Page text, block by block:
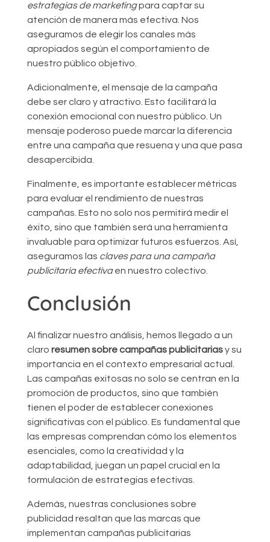
estrategias de marketingpara captar su
atención de manera más efectiva. Nos
aseguramos de elegir los canales más
apropiados según el comportamiento de
nuestro público objetivo.
Adicionalmente, el mensaje de la campaña
debe ser claro y atractivo. Esto facilitará la
conexión emocional con nuestro público. Un
mensaje poderoso puede marcar la diferencia
entre una campaña que resuena y una que pasa
desapercibida.
Finalmente, es importante establecer métricas
para evaluar el rendimiento de nuestras
campañas. Esto no solo nos permitirá medir el
éxito, sino que también será una herramienta
invaluable para optimizar futuros esfuerzos. Así,
aseguramos las claves para una campaña
publicitaria efectivaen nuestro colectivo.
Conclusión
Al finalizar nuestro análisis, hemos llegado a un
claro resumen sobre campañas publicitariasy su
importancia en el contexto empresarial actual.
Las campañas exitosas no solo se centran en la
promoción de productos, sino que también
tienen el poder de establecer conexiones
significativas con el público. Es fundamental que
las empresas comprendan cómo los elementos
esenciales, como la creatividad y la
adaptabilidad, juegan un papel crucial en la
formulación de estrategias efectivas.
Además, nuestras conclusiones sobre
publicidad resaltan que las marcas que
implementan campañas publicitarias